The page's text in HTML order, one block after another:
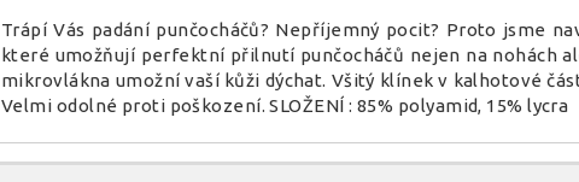
Trápí Vás padání punčocháčů? Nepříjemný pocit? Proto jsme
které umožňují perfektní přilnutí punčocháčů nejen na nohách
mikrovlákna umožní vaší kůži dýchat. Všitý klínek v kalhotové
Velmi odolné proti poškození. SLOŽENÍ : 85% polyamid, 15% lycra